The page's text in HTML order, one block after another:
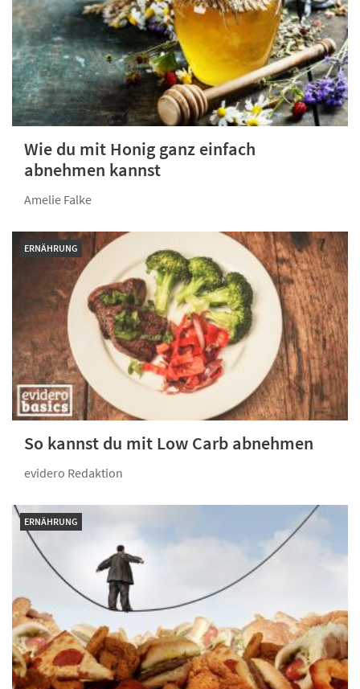
Wie du mit Honig ganz einfach
abnehmen kannst
Amelie Falke
ERNÄHRUNG
So kannst du mit Low Carb abnehmen
evidero Redaktion
ERNÄHRUNG